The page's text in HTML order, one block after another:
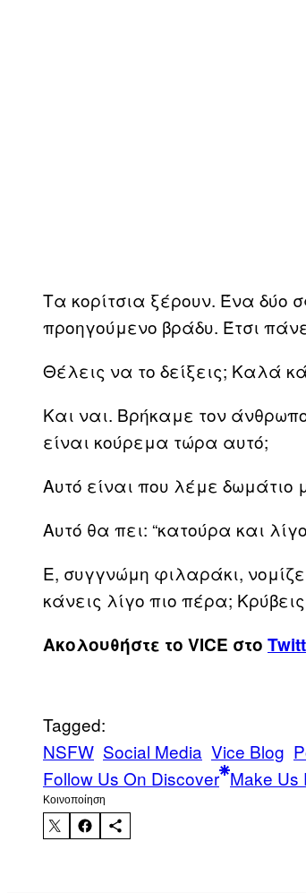
Τα κορίτσια ξέρουν. Ένα δύο
προηγούμενο βράδυ. Έτσι
Θέλεις να το δείξεις; Καλά
Και ναι. Βρήκαμε τον
είναι κούρεμα τώρα αυτό;
Αυτό είναι που λέμε
Αυτό θα πει: “κατούρα και
Ε, συγγνώμη φιλαράκι,
κάνεις λίγο πιο πέρα;
Ακολουθήστε το VICE στο
Tagged:
NSFW Social Media Vice Blog
Follow Us On Discover Make Us
Kοινοποίηση